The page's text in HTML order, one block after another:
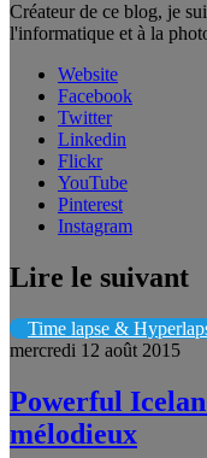
Créateur de ce blog, je
l'informatique et à la
Website
Facebook
Twitter
Linkedin
Flickr
YouTube
Pinterest
Instagram
Lire le suivant
Time lapse &
mercredi 12 août 2015
Powerful
mélodieux